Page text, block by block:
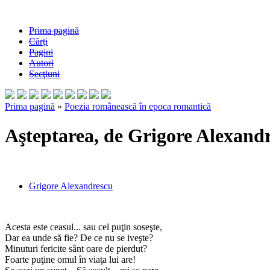
Prima pagină
Cărţi
Pagini
Autori
Secţiuni
Prima pagină » Poezia românească în epoca romantică
Aşteptarea, de Grigore
Grigore Alexandrescu
Acesta este ceasul... sau cel puţin soseşte,
Dar ea unde să fie? De ce nu se iveşte?
Minuturi fericite sânt oare de pierdut?
Foarte puţine omul în viaţa lui are!